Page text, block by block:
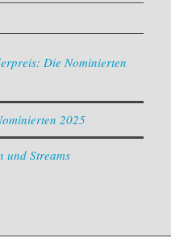
Die Nominierten
2025
und Streams